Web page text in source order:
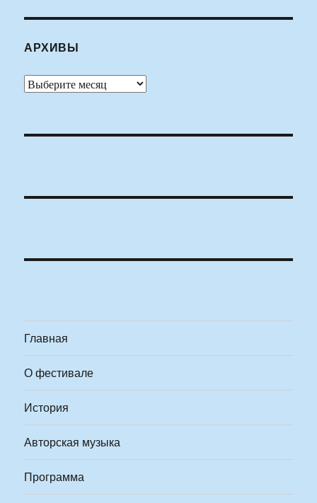
АРХИВЫ
Архивы
Главная
О фестивале
История
Авторская музыка
Программа